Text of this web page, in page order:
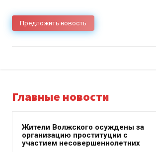
Предложить новость
Главные новости
Жители Волжского осуждены за
организацию проституции с
участием несовершеннолетних